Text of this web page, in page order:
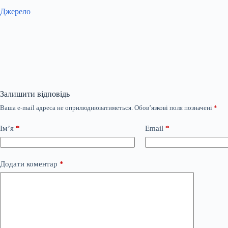
Джерело
Залишити відповідь
Ваша e-mail адреса не оприлюднюватиметься. Обов’язкові поля позначені *
Ім’я * Email *
Додати коментар *